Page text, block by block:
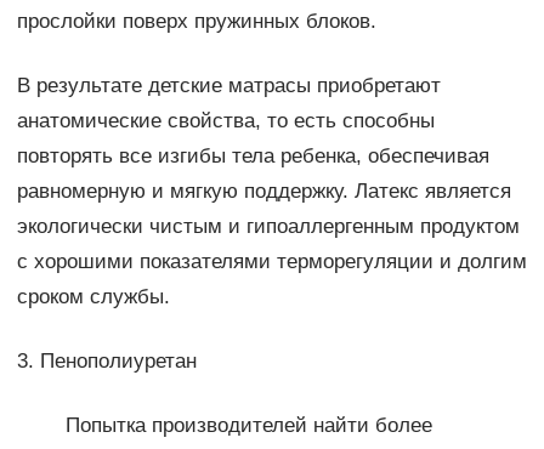
прослойки поверх пружинных блоков.
В результате детские матрасы приобретают
анатомические свойства, то есть способны
повторять все изгибы тела ребенка, обеспечивая
равномерную и мягкую поддержку. Латекс является
экологически чистым и гипоаллергенным продуктом
с хорошими показателями терморегуляции и долгим
сроком службы.
3. Пенополиуретан
Попытка производителей найти более